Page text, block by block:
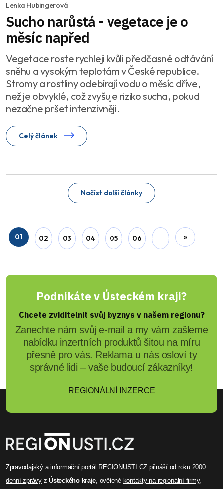
Lenka Hubingerová
Sucho narůstá - vegetace je o
měsíc napřed
Vegetace roste rychleji kvůli předčasné odtávání
sněhu a vysokým teplotám v České republice.
Stromy a rostliny odebírají vodu o měsíc dříve,
než je obvyklé, což zvyšuje riziko sucha, pokud
nezačne pršet intenzivněji.
Celý článek
Načíst další články
01 02 03 04 05 06 »
Podnikáte v Ústeckém kraji?
Chcete zviditelnit svůj byznys v našem regionu?
Zanechte nám svůj e-mail a my vám zašleme
nabídku inzertních produktů šitou na míru
přesně pro vás. Reklama u nás osloví ty
správné lidi – vaše budoucí zákazníky!
REGIONÁLNÍ INZERCE
Zpravodajský a informační portál REGIONUSTI.CZ přináší od roku 2000
denní zprávyzÚsteckého kraje , ověřené kontakty na regionální firmy,